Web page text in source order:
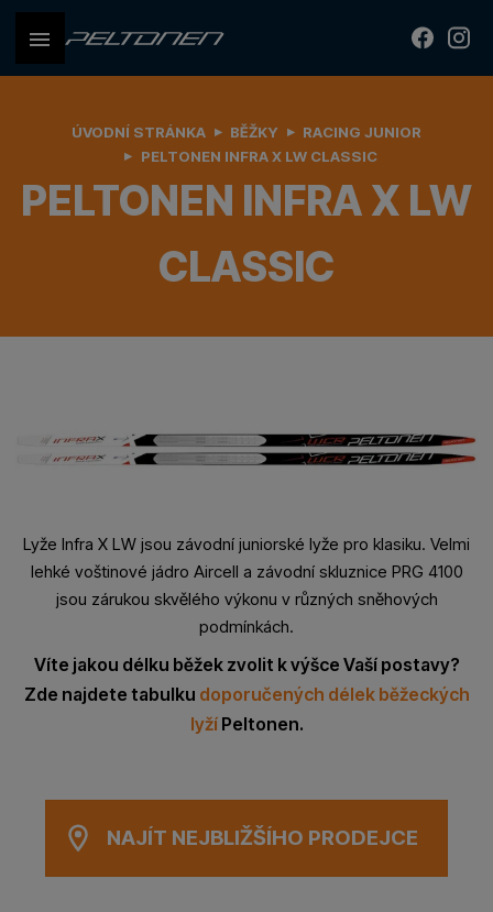
PELTONEN INFRA X LW
CLASSIC
ÚVODNÍ STRÁNKA BĚŽKY
RACING JUNIOR
PELTONEN INFRA X LW CLASSIC
Lyže Infra X LW jsou závodní juniorské lyže pro klasiku. Velmi
lehké voštinové jádro Aircell a závodní skluznice PRG 4100
jsou zárukou skvělého výkonu v různých sněhových
podmínkách.
Víte jakou délku běžek zvolit k výšce Vaší postavy?
Zde najdete tabulku doporučených délek běžeckých
lyžíPeltonen.
NAJÍT NEJBLIŽŠÍHO PRODEJCE